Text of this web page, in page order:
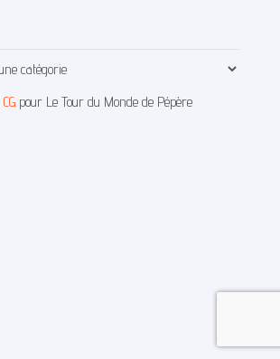
CGpour Le Tour du Monde de Pépère